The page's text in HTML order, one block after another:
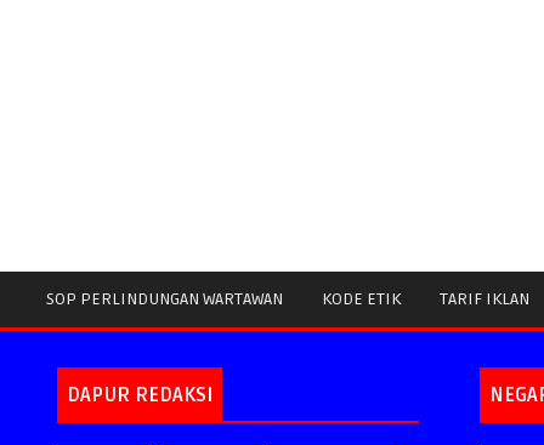
SOP PERLINDUNGAN WARTAWAN KODE ETIK TARIF IKLAN
DAPUR REDAKSI